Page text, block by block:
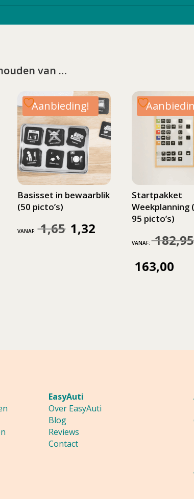
van …
Aanbieding!
Basisset in bewaarblik
(50 picto’s)
VANAF:1,65 Oorspronkelijke
1,32
Startpakket
Weekplanning
95 picto’s)
VANAF:182,95
163,00
EasyAuti
Over EasyAuti
Blog
Reviews
Contact